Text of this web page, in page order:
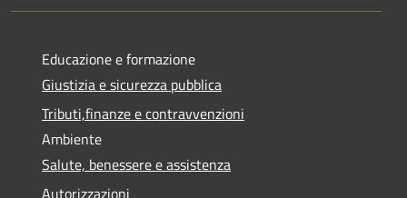
Educazione e formazione
Giustizia e sicurezza pubblica
Tributi,finanze e contravvenzioni
Ambiente
Salute, benessere e assistenza
Autorizzazioni